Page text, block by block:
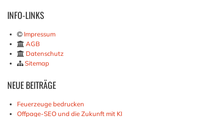
INFO-LINKS
Impressum
AGB
Datenschutz
Sitemap
NEUEBEITRÄGE
Feuerzeuge bedrucken
Offpage-SEO und die Zukunft mit KI